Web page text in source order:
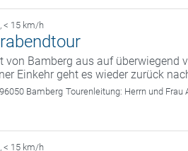
, < 15 km/h
von Bamberg aus auf überwiegend
Einkehr geht es wieder zurück
Bamberg Tourenleitung: Herrn und Frau
, < 15 km/h